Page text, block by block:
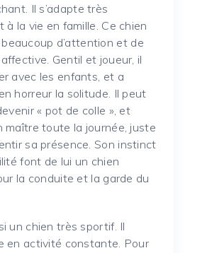
Il s’adapte très
à la vie en famille. Ce chien
d’attention et de
Gentil et joueur, il
avec les enfants, et a
horreur la solitude. Il peut
« pot de colle », et
maître toute la journée, juste
sa présence. Son instinct
font de lui un chien
la conduite et la garde du
un chien très sportif. Il
en activité constante. Pour